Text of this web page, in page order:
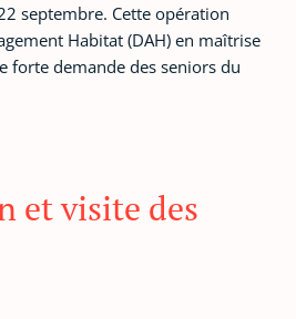
septembre. Cette opération
Habitat (DAH) en maîtrise
forte demande des seniors du
et visite des